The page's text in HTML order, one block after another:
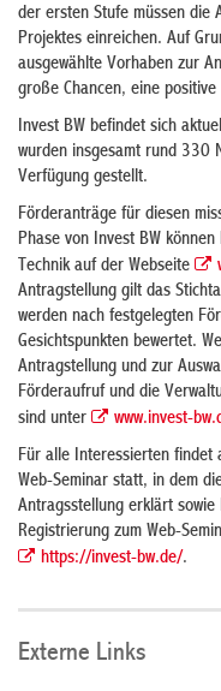
der ersten Stufe müssen die
Projektes einreichen. Auf
ausgewählte Vorhaben zur
große Chancen, eine
Invest BW befindet sich
wurden insgesamt rund 330
Verfügung gestellt.
Förderanträge für diesen
Phase von Invest BW
Technik auf der Webseite
Antragstellung gilt das
werden nach festgelegten
Gesichtspunkten bewertet.
Antragstellung und zur
Förderaufruf und die
sind unter
www.invest-
Für alle Interessierten
Web-Seminar statt, in dem
Antragsstellung erklärt
Registrierung zum Web-
https://invest-bw.de/.
Externe Links